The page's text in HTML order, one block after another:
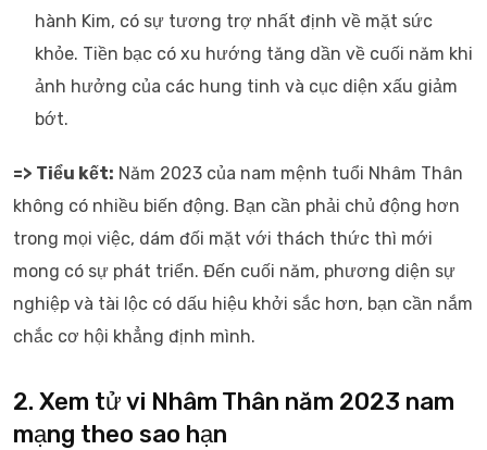
hành Kim, có sự tương trợ nhất định về mặt sức
khỏe. Tiền bạc có xu hướng tăng dần về cuối năm khi
ảnh hưởng của các hung tinh và cục diện xấu giảm
bớt.
=> Tiểu kết: Năm 2023 của nam mệnh tuổi Nhâm Thân
không có nhiều biến động. Bạn cần phải chủ động hơn
trong mọi việc, dám đối mặt với thách thức thì mới
mong có sự phát triển. Đến cuối năm, phương diện sự
nghiệp và tài lộc có dấu hiệu khởi sắc hơn, bạn cần nắm
chắc cơ hội khẳng định mình.
2. Xem tử vi Nhâm Thân năm 2023 nam
mạng theo sao hạn